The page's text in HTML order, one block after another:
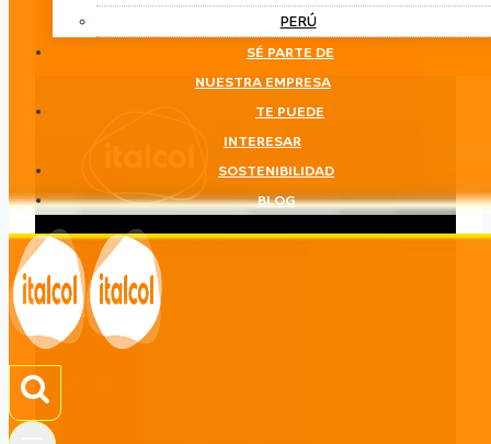
PERÚ
SÉ PARTE DE
NUESTRA EMPRESA
TE PUEDE
INTERESAR
SOSTENIBILIDAD
BLOG
Equinos
LÍNEA
Equinos